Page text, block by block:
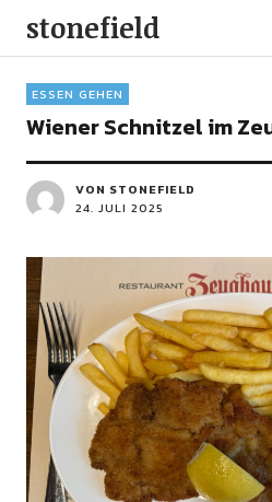
stonefield
ESSEN GEHEN
Wiener Schnitzel im
VON STONEFIELD
24. JULI 2025